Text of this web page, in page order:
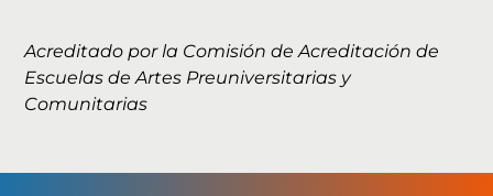
Acreditado por la Comisión de Acreditación de
Escuelas de Artes Preuniversitarias y
Comunitarias